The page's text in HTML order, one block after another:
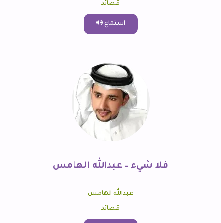
قصائد
استماع
فلا شيء – عبدالله الهامس
عبدالله الهامس
قصائد